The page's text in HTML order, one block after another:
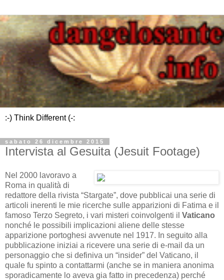
:-) Think Different (-:
sabato 26 dicembre 2015
Intervista al Gesuita (Jesuit Footage)
Nel 2000 lavoravo a
Roma in qualità di
redattore della rivista “Stargate”, dove pubblicai una serie di
articoli inerenti le mie ricerche sulle apparizioni di Fatima e il
famoso Terzo Segreto, i vari misteri coinvolgenti il Vaticano
nonché le possibili implicazioni aliene delle stesse
apparizione portoghesi avvenute nel 1917. In seguito alla
pubblicazione iniziai a ricevere una serie di e-mail da un
personaggio che si definiva un “insider” del Vaticano, il
quale fu spinto a contattarmi (anche se in maniera anonima
sporadicamente lo aveva gia fatto in precedenza) perché